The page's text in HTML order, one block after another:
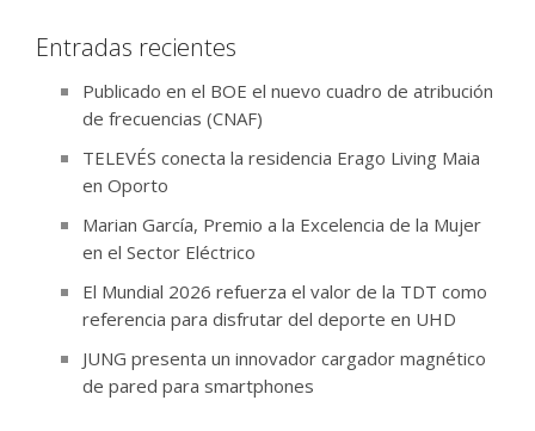
Entradas recientes
Publicado en el BOE el nuevo cuadro de atribución
de frecuencias (CNAF)
TELEVÉS conecta la residencia Erago Living Maia
en Oporto
Marian García, Premio a la Excelencia de la Mujer
en el Sector Eléctrico
El Mundial 2026 refuerza el valor de la TDT como
referencia para disfrutar del deporte en UHD
JUNG presenta un innovador cargador magnético
de pared para smartphones